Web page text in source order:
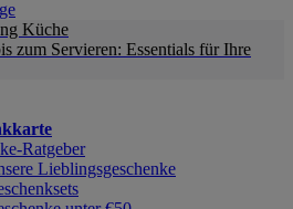
Küche
zum Servieren: Essentials für Ihre
Ratgeber
Lieblingsgeschenke